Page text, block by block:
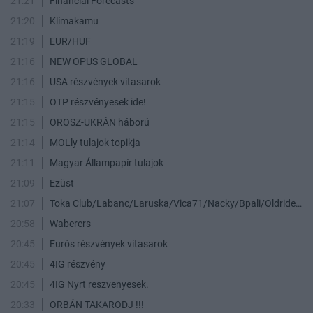
21:20
Klímakamu
21:19
EUR/HUF
21:16
NEW OPUS GLOBAL
21:16
USA részvények vitasarok
21:15
OTP részvényesek ide!
21:15
OROSZ-UKRÁN háború
21:14
MOLly tulajok topikja
21:11
Magyar Állampapír tulajok
21:09
Ezüst
21:07
Toka Club/Labanc/Laruska/Vica71/Nacky/Bpali/Oldrider/Josefernando/Mcbull/Kawaszabi
20:58
Waberers
20:45
Eurós részvények vitasarok
20:45
4IG részvény
20:45
4IG Nyrt reszvenyesek.
20:33
ORBÁN TAKARODJ !!!